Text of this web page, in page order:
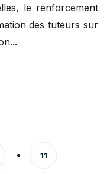
le renforcement
des tuteurs sur
11